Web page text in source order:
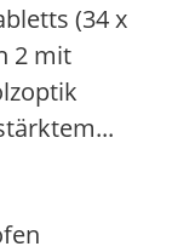
(34 x
2 mit